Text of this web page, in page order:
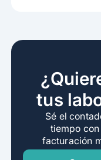
tus
Sé el
tiempo
facturación